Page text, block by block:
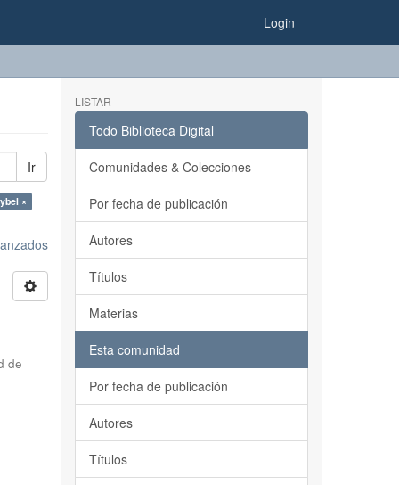
Login
Ir
×
de
LISTAR
Todo Biblioteca Digital
Comunidades & Colecciones
Por fecha de publicación
Autores
Títulos
Materias
Esta comunidad
Por fecha de publicación
Autores
Títulos